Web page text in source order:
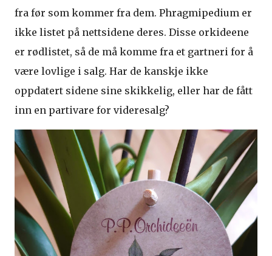
fra før som kommer fra dem. Phragmipedium er
ikke listet på nettsidene deres. Disse orkideene
er rødlistet, så de må komme fra et gartneri for å
være lovlige i salg. Har de kanskje ikke
oppdatert sidene sine skikkelig, eller har de fått
inn en partivare for videresalg?